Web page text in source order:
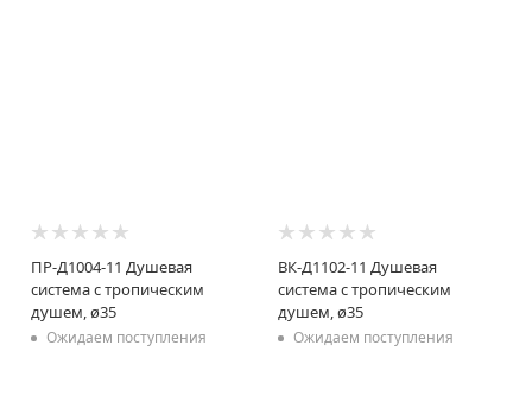
ПР-Д1004-11 Душевая
система с тропическим
душем, ø35
Ожидаем поступления
ВК-Д1102-11 Душевая
система с тропическим
душем, ø35
Ожидаем поступления